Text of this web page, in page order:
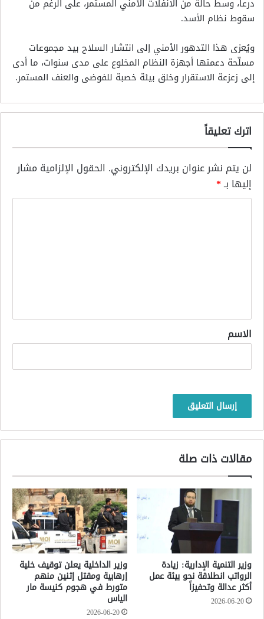
درعا، وسط حالة من الانفلات الأمني المستمر، على الرغم من
سقوط نظام الأسد.
ويُعزى هذا التدهور الأمني إلى انتشار السلاح بيد مجموعات
مسلّحة دعمتها أجهزة النظام المخلوع على مدى سنوات، ما أدى
إلى زعزعة الاستقرار وخلق بيئة خصبة للفوضى والعنف المستمر.
اترك تعليقاً
لن يتم نشر عنوان بريدك الإلكتروني. الحقول الإلزامية مشار
إليها بـ*
*
الاسم
مقالات ذات صلة
وزير التنمية الإدارية: زيادة
الرواتب انطلاقة نحو بيئة عمل
أكثر عدالة وتحفيزاً
2026-06-20
وزير الداخلية يعلن توقيف خلية
إرهابية ومقتل إثنين منهم
متورط في هجوم كنيسة مار
الياس
2026-06-20